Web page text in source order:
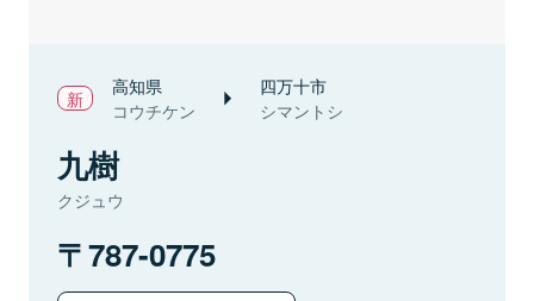
高知県
コウチケン
四万十市
シマントシ
九樹
クジュウ
787-0775